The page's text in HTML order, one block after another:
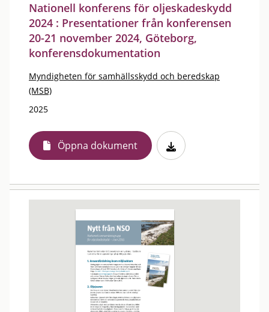
Nationell konferens för oljeskadeskydd
2024 : Presentationer från konferensen
20-21 november 2024, Göteborg,
konferensdokumentation
Myndigheten för samhällsskydd och beredskap
(MSB)
2025
Öppna dokument